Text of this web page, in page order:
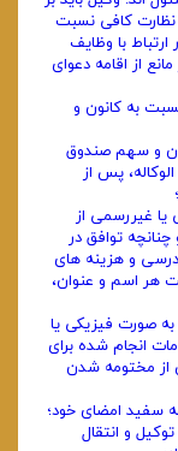
نظارت کافی نسبت
با وظایف
از اقامه دعوای
به کانون و
و سهم صندوق
پس از
یا غیررسمی از
چنانچه توافق در
و هزینه ‌های
هر اسم و عنوان،
به‌ صورت فیزیکی یا
انجام ‌شده برای
سوابق دعاوی تا 10 سال پس از مختومه شدن
و انتقال